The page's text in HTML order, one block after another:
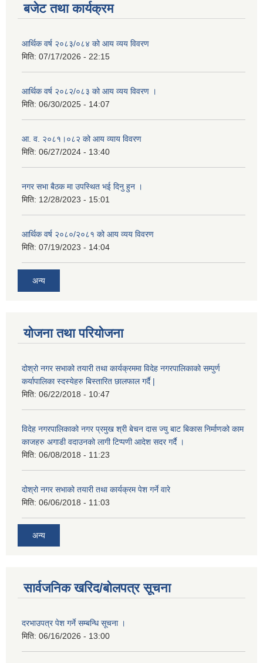
बजेट तथा कार्यक्रम
आर्थिक वर्ष २०८३/०८४ को आय व्यय विवरण
मिति: 07/17/2026 - 22:15
आर्थिक वर्ष २०८२/०८३ को आय व्यय विवरण ।
मिति: 06/30/2025 - 14:07
आ. व. २०८१।०८२ को आय व्याय विवरण
मिति: 06/27/2024 - 13:40
नगर सभा बैठक मा उपस्थित भई दिनु हुन ।
मिति: 12/28/2023 - 15:01
आर्थिक वर्ष २०८०/२०८१ को आय व्यय विवरण
मिति: 07/19/2023 - 14:04
अन्य
योजना तथा परियोजना
दोश्रो नगर सभाको तयारी तथा कार्यक्रममा विदेह नगरपालिकाको सम्पुर्ण
कर्यापालिका स्दस्येहरु बिस्तारित छालफाल गर्दै |
मिति: 06/22/2018 - 10:47
विदेह नगरपालिकाको नगर प्रमुख श्री बेचन दास ज्यु बाट बिकास निर्माणको काम
काजहरु अगाडी वदाउनको लागी टिप्पणी आदेश सदर गर्दै ।
मिति: 06/08/2018 - 11:23
दोश्रो नगर सभाको तयारी तथा कार्यक्रम पेश गर्ने वारे
मिति: 06/06/2018 - 11:03
अन्य
सार्वजनिक खरिद/बोलपत्र सूचना
दरभाउपत्र पेश गर्ने सम्बन्धि सूचना ।
मिति: 06/16/2026 - 13:00